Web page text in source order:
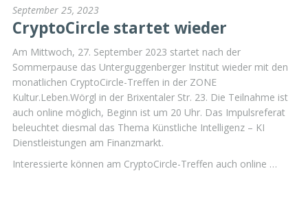
September 25, 2023
CryptoCircle startet wieder
Am Mittwoch, 27. September 2023 startet nach der
Sommerpause das Unterguggenberger Institut wieder mit den
monatlichen CryptoCircle-Treffen in der ZONE
Kultur.Leben.Wörgl in der Brixentaler Str. 23. Die Teilnahme ist
auch online möglich, Beginn ist um 20 Uhr. Das Impulsreferat
beleuchtet diesmal das Thema Künstliche Intelligenz – KI
Dienstleistungen am Finanzmarkt.
Interessierte können am CryptoCircle-Treffen auch online …